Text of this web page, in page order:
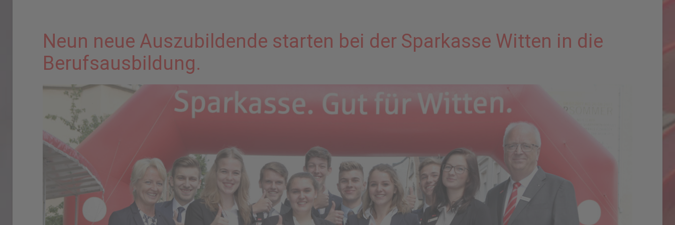
Neun neue Auszubildende starten bei der Sparkasse Witten in die
Berufsausbildung.